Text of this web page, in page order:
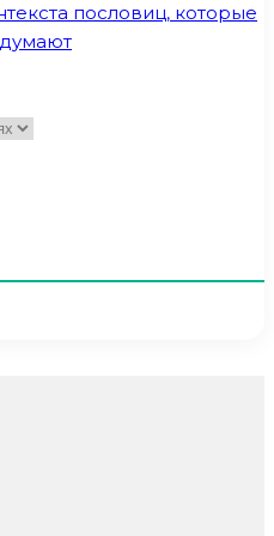
пословиц, которые